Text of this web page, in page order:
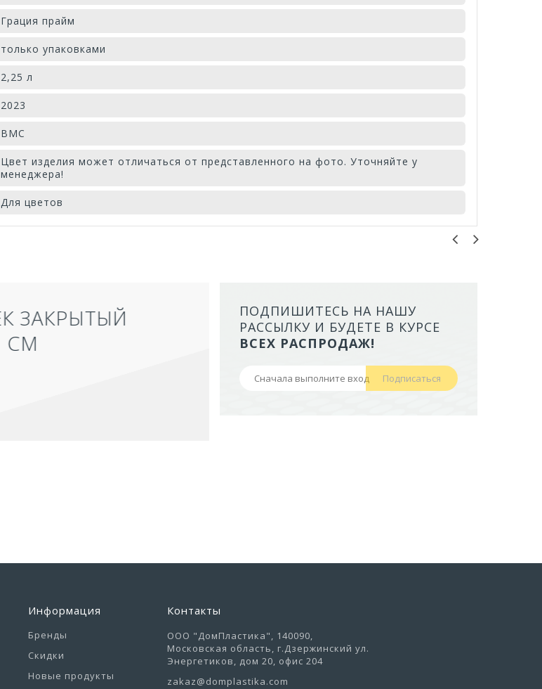
Грация прайм
только упаковками
2,25 л
2023
ВМС
Цвет изделия может отличаться от представленного на фото. Уточняйте у
менеджера!
Для цветов
ЛОТОК ALTA ДЛЯ КОШЕК
БОРТАМИ И СЕТКОЙ НА
НОЖКАХ)
ПОДПИШИТЕСЬ НА НАШУ
РАССЫЛКУ И БУДЕТЕ В КУРСЕ
ВСЕХ РАСПРОДАЖ!
Подписаться
Информация
Бренды
Скидки
Новые продукты
Контакты
ООО "ДомПластика", 140090,
Московская область, г.Дзержинский ул.
Энергетиков, дом 20, офис 204
zakaz@domplastika.com